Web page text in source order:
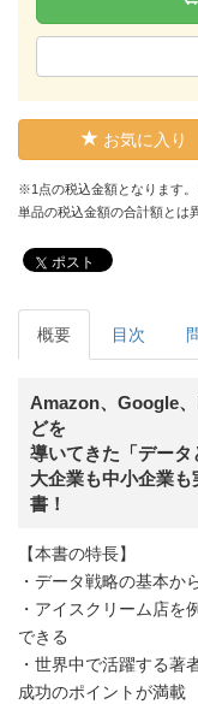
お気に入り
※1点の税込金額となります。
単品の税込金額の合計額とは
ポスト
概要 目次
Amazon、Google
どを
導いてきた「データ
大企業も中小企業
書！
【本書の特長】
・データ戦略の基本か
・アイスクリーム店を
できる
・世界中で活躍する著
成功のポイントが満載